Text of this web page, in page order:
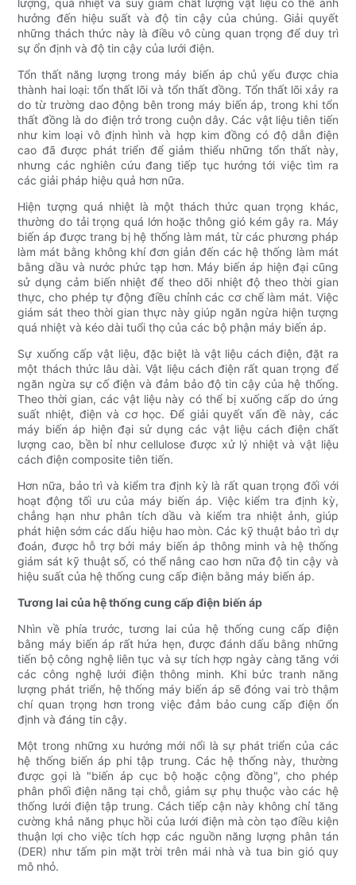
lượng, quá nhiệt và suy giảm chất lượng vật liệu có thể ảnh
hưởng đến hiệu suất và độ tin cậy của chúng. Giải quyết
những thách thức này là điều vô cùng quan trọng để duy trì
sự ổn định và độ tin cậy của lưới điện.
Tổn thất năng lượng trong máy biến áp chủ yếu được chia
thành hai loại: tổn thất lõi và tổn thất đồng. Tổn thất lõi xảy ra
do từ trường dao động bên trong máy biến áp, trong khi tổn
thất đồng là do điện trở trong cuộn dây. Các vật liệu tiên tiến
như kim loại vô định hình và hợp kim đồng có độ dẫn điện
cao đã được phát triển để giảm thiểu những tổn thất này,
nhưng các nghiên cứu đang tiếp tục hướng tới việc tìm ra
các giải pháp hiệu quả hơn nữa.
Hiện tượng quá nhiệt là một thách thức quan trọng khác,
thường do tải trọng quá lớn hoặc thông gió kém gây ra. Máy
biến áp được trang bị hệ thống làm mát, từ các phương pháp
làm mát bằng không khí đơn giản đến các hệ thống làm mát
bằng dầu và nước phức tạp hơn. Máy biến áp hiện đại cũng
sử dụng cảm biến nhiệt để theo dõi nhiệt độ theo thời gian
thực, cho phép tự động điều chỉnh các cơ chế làm mát. Việc
giám sát theo thời gian thực này giúp ngăn ngừa hiện tượng
quá nhiệt và kéo dài tuổi thọ của các bộ phận máy biến áp.
Sự xuống cấp vật liệu, đặc biệt là vật liệu cách điện, đặt ra
một thách thức lâu dài. Vật liệu cách điện rất quan trọng để
ngăn ngừa sự cố điện và đảm bảo độ tin cậy của hệ thống.
Theo thời gian, các vật liệu này có thể bị xuống cấp do ứng
suất nhiệt, điện và cơ học. Để giải quyết vấn đề này, các
máy biến áp hiện đại sử dụng các vật liệu cách điện chất
lượng cao, bền bỉ như cellulose được xử lý nhiệt và vật liệu
cách điện composite tiên tiến.
Hơn nữa, bảo trì và kiểm tra định kỳ là rất quan trọng đối với
hoạt động tối ưu của máy biến áp. Việc kiểm tra định kỳ,
chẳng hạn như phân tích dầu và kiểm tra nhiệt ảnh, giúp
phát hiện sớm các dấu hiệu hao mòn. Các kỹ thuật bảo trì dự
đoán, được hỗ trợ bởi máy biến áp thông minh và hệ thống
giám sát kỹ thuật số, có thể nâng cao hơn nữa độ tin cậy và
hiệu suất của hệ thống cung cấp điện bằng máy biến áp.
Tương lai của hệ thống cung cấp điện biến áp
Nhìn về phía trước, tương lai của hệ thống cung cấp điện
bằng máy biến áp rất hứa hẹn, được đánh dấu bằng những
tiến bộ công nghệ liên tục và sự tích hợp ngày càng tăng với
các công nghệ lưới điện thông minh. Khi bức tranh năng
lượng phát triển, hệ thống máy biến áp sẽ đóng vai trò thậm
chí quan trọng hơn trong việc đảm bảo cung cấp điện ổn
định và đáng tin cậy.
Một trong những xu hướng mới nổi là sự phát triển của các
hệ thống biến áp phi tập trung. Các hệ thống này, thường
được gọi là "biến áp cục bộ hoặc cộng đồng", cho phép
phân phối điện năng tại chỗ, giảm sự phụ thuộc vào các hệ
thống lưới điện tập trung. Cách tiếp cận này không chỉ tăng
cường khả năng phục hồi của lưới điện mà còn tạo điều kiện
thuận lợi cho việc tích hợp các nguồn năng lượng phân tán
(DER) như tấm pin mặt trời trên mái nhà và tua bin gió quy
mô nhỏ.